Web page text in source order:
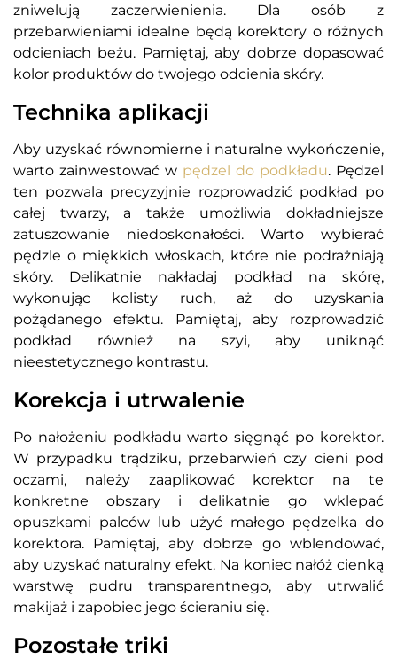
zniwelują zaczerwienienia. Dla osób z
przebarwieniami idealne będą korektory o różnych
odcieniach beżu. Pamiętaj, aby dobrze dopasować
kolor produktów do twojego odcienia skóry.
Technika aplikacji
Aby uzyskać równomierne i naturalne wykończenie,
warto zainwestować w pędzel do podkładu. Pędzel
ten pozwala precyzyjnie rozprowadzić podkład po
całej twarzy, a także umożliwia dokładniejsze
zatuszowanie niedoskonałości. Warto wybierać
pędzle o miękkich włoskach, które nie podrażniają
skóry. Delikatnie nakładaj podkład na skórę,
wykonując kolisty ruch, aż do uzyskania
pożądanego efektu. Pamiętaj, aby rozprowadzić
podkład również na szyi, aby uniknąć
nieestetycznego kontrastu.
Korekcja i utrwalenie
Po nałożeniu podkładu warto sięgnąć po korektor.
W przypadku trądziku, przebarwień czy cieni pod
oczami, należy zaaplikować korektor na te
konkretne obszary i delikatnie go wklepać
opuszkami palców lub użyć małego pędzelka do
korektora. Pamiętaj, aby dobrze go wblendować,
aby uzyskać naturalny efekt. Na koniec nałóż cienką
warstwę pudru transparentnego, aby utrwalić
makijaż i zapobiec jego ścieraniu się.
Pozostałe triki